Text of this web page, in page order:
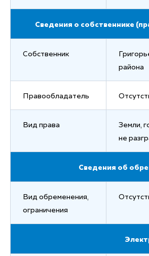
Сведения о собственнике
Собственник
района
Правообладатель
Вид права
Земли,
не
Сведения об
Вид обременения,
ограничения